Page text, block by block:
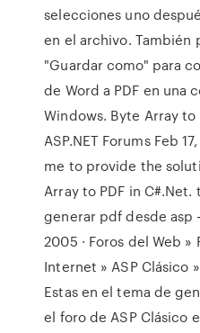
selecciones uno
en el archivo. También
"Guardar como" para
de Word a PDF en una
Windows. Byte Array to
ASP.NET Forums Feb
me to provide the
Array to PDF in C#.Net.
generar pdf desde asp
2005 · Foros del Web
Internet » ASP Clásico
Estas en el tema de
el foro de ASP Clásico